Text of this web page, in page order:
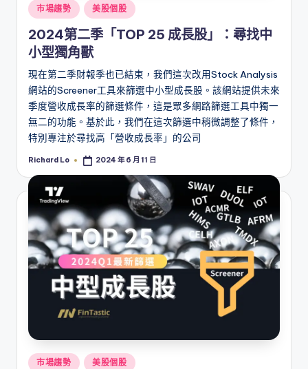
Posted
in
市場趨勢 美股個股
2024第二季「TOP 25 成長股」：尋找中
小型獨角獸
現在第二季財報季也已結束，我們這次改用Stock Analysis
網站的Screener工具來篩選中小型成長股。該網站提供未來
季度營收成長率的篩選條件，這是眾多網路篩選工具中獨一
無二的功能。基於此，我們在這次篩選中稍微調整了條件，
特別專注於尋找高「營收成長率」的公司
Posted
Richard Lo 2024 年 6 月 11 日
Posted
市場趨勢 美股個股